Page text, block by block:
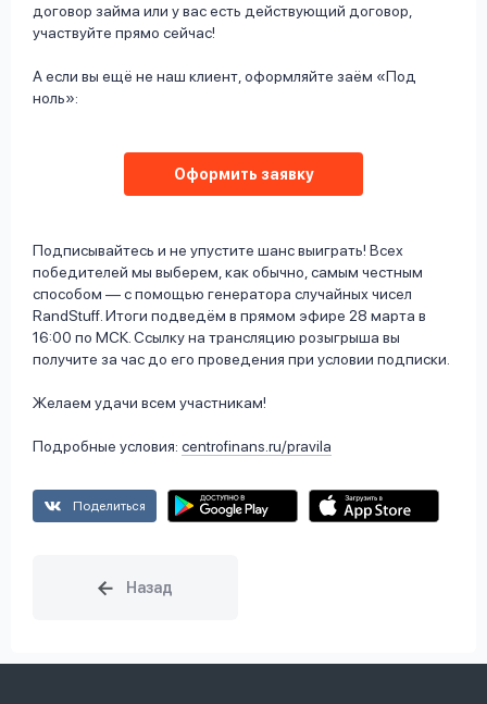
договор займа или у вас есть действующий договор,
участвуйте прямо сейчас!
А если вы ещё не наш клиент, оформляйте заём «Под
ноль»:
Оформить заявку
Подписывайтесь и не упустите шанс выиграть! Всех
победителей мы выберем, как обычно, самым честным
способом — с помощью генератора случайных чисел
RandStuff. Итоги подведём в прямом эфире 28 марта в
16:00 по МСК. Ссылку на трансляцию розыгрыша вы
получите за час до его проведения при условии подписки.
Желаем удачи всем участникам!
Подробные условия: centrofinans.ru/pravila
Поделиться